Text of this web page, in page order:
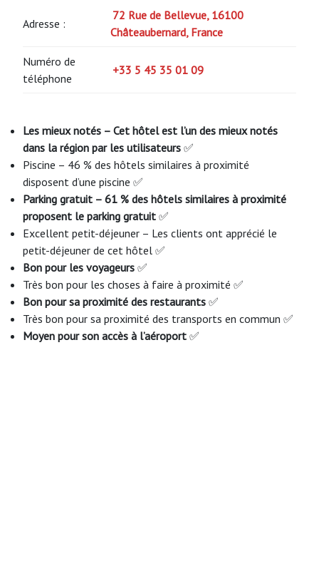
Adresse :
72 Rue de Bellevue, 16100
Châteaubernard, France
Numéro de
téléphone
+33 5 45 35 01 09
Les mieux notés – Cet hôtel est l’un des mieux notés
dans la région par les utilisateurs ✅
Piscine – 46 % des hôtels similaires à proximité
disposent d’une piscine ✅
Parking gratuit – 61 % des hôtels similaires à proximité
proposent le parking gratuit ✅
Excellent petit-déjeuner – Les clients ont apprécié le
petit-déjeuner de cet hôtel ✅
Bon pour les voyageurs ✅
Très bon pour les choses à faire à proximité ✅
Bon pour sa proximité des restaurants ✅
Très bon pour sa proximité des transports en commun ✅
Moyen pour son accès à l’aéroport ✅